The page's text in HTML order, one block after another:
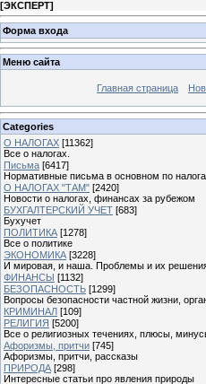
[ЭКСПЕРТ]
Форма входа
Меню сайта
Главная страница
Categories
О НАЛОГАХ [11362]
Все о налогах.
Письма [6417]
Нормативные письма в основном по
О НАЛОГАХ "ТАМ" [2420]
Новости о налогах, финансах за рубежом
БУХГАЛТЕРСКИЙ УЧЕТ [683]
Бухучет
ПОЛИТИКА [1278]
Все о политике
ЭКОНОМИКА [3228]
И мировая, и наша. Проблемы и их
ФИНАНСЫ [1132]
БЕЗОПАСНОСТЬ [1299]
Вопросы безопасности частной жизни,
КРИМИНАЛ [109]
РЕЛИГИЯ [5200]
Все о религиозных течениях, плюсы,
Афоризмы, притчи [745]
Афоризмы, притчи, рассказы
ПРИРОДА [298]
Интересные статьи про явления природы